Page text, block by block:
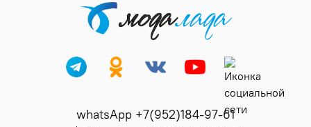
whatsApp +7(952)184-97-61